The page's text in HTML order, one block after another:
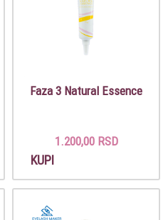
Faza 3 Natural Essence
1.200,00 RSD
KUPI